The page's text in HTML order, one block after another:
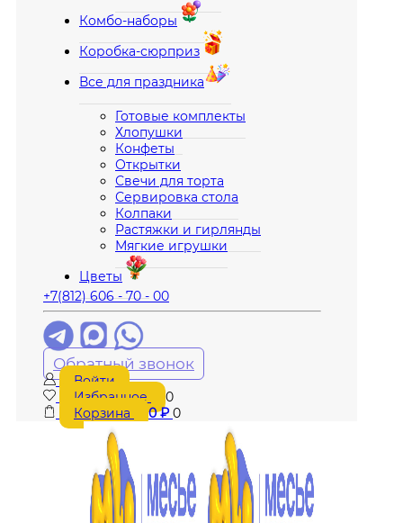
Комбо-наборы
Коробка-сюрприз
Все для праздника
Готовые комплекты
Хлопушки
Конфеты
Открытки
Свечи для торта
Сервировка стола
Колпаки
Растяжки и гирлянды
Мягкие игрушки
Цветы
+7(812) 606 - 70 - 00
Обратный звонок
Войти
Избранное
0
Корзина
0₽ 0